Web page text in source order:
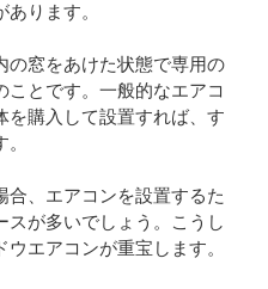
ります。
の窓をあけた状態で専用の
とです。一般的なエアコ
を購入して設置すれば、す
合、エアコンを設置するた
スが多いでしょう。こうし
エアコンが重宝します。